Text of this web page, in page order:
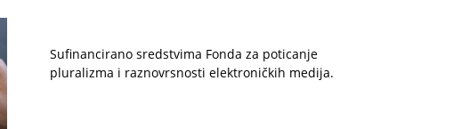
Sufinancirano sredstvima Fonda za poticanje
pluralizma i raznovrsnosti elektroničkih medija.